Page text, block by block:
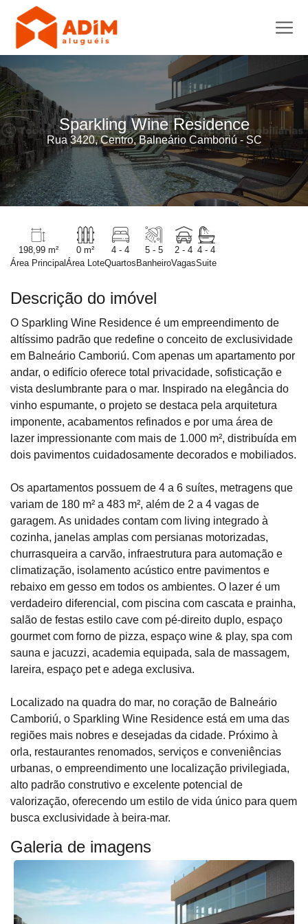
Sparkling Wine Residence
Rua 3420, Centro, Balneário Camboriú - SC
198,99 m²
Área Principal
0 m²
Área Lote
4 - 4
Quartos
5 - 5
Banheiro
2 - 4
Vagas
4 - 4
Suite
Descrição do imóvel
O Sparkling Wine Residence é um empreendimento de
altíssimo padrão que redefine o conceito de exclusividade
em Balneário Camboriú. Com apenas um apartamento por
andar, o edifício oferece total privacidade, sofisticação e
vista deslumbrante para o mar. Inspirado na elegância do
vinho espumante, o projeto se destaca pela arquitetura
imponente, acabamentos refinados e por uma área de
lazer impressionante com mais de 1.000 m², distribuída em
dois pavimentos cuidadosamente decorados e mobiliados.
Os apartamentos possuem de 4 a 6 suítes, metragens que
variam de 180 m² a 483 m², além de 2 a 4 vagas de
garagem. As unidades contam com living integrado à
cozinha, janelas amplas com persianas motorizadas,
churrasqueira a carvão, infraestrutura para automação e
climatização, isolamento acústico entre pavimentos e
rebaixo em gesso em todos os ambientes. O lazer é um
verdadeiro diferencial, com piscina com cascata e prainha,
salão de festas estilo cave com pé-direito duplo, espaço
gourmet com forno de pizza, espaço wine & play, spa com
sauna e jacuzzi, academia equipada, sala de massagem,
lareira, espaço pet e adega exclusiva.
Localizado na quadra do mar, no coração de Balneário
Camboriú, o Sparkling Wine Residence está em uma das
regiões mais nobres e desejadas da cidade. Próximo à
orla, restaurantes renomados, serviços e conveniências
urbanas, o empreendimento une localização privilegiada,
alto padrão construtivo e excelente potencial de
valorização, oferecendo um estilo de vida único para quem
busca exclusividade à beira-mar.
Galeria de imagens